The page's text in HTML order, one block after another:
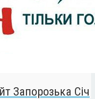
Запорозька Січ